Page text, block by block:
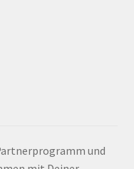
und